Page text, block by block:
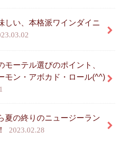
しい、本格派ワインダイニ
モーテル選びのポイント、
モン・アボカド・ロール(^^)
夏の終りのニュージーラン
2023.02.28